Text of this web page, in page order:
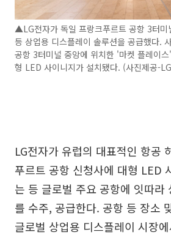
▲LG전자가 독일 프랑크푸르트 공항 3터미
등 상업용 디스플레이 솔루션을 공급했다.
공항 3터미널 중앙에 위치한 '마켓 플레이
형 LED 사이니지가 설치됐다. (사진제공-
LG전자가 유럽의 대표적인 항공
푸르트 공항 신청사에 대형 LED
는 등 글로벌 주요 공항에 잇따라
를 수주, 공급한다. 공항 등 장소
글로벌 상업용 디스플레이 시장